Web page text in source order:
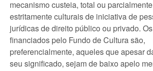
mecanismo custeia, total ou
estritamente culturais de iniciativa de
jurídicas de direito público ou privado.
financiados pelo Fundo de Cultura são,
preferencialmente, aqueles que apesar
seu significado, sejam de baixo apelo